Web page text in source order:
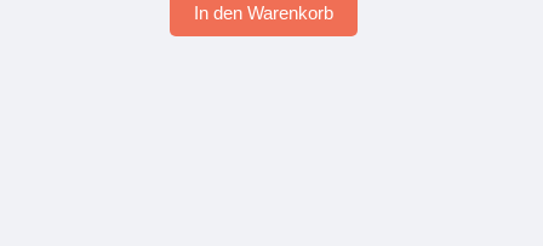
In den Warenkorb